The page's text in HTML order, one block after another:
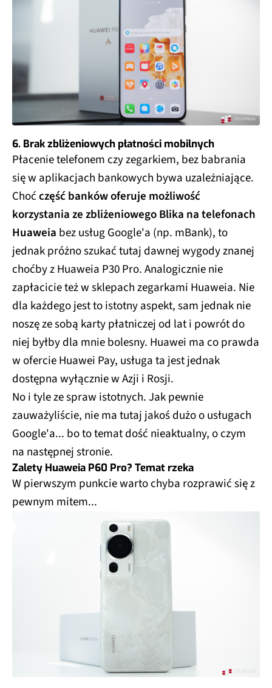
6. Brak zbliżeniowych płatności mobilnych
Płacenie telefonem czy zegarkiem, bez babrania
się w aplikacjach bankowych bywa uzależniające.
Choćczęść banków oferuje możliwość
korzystania ze zbliżeniowego Blika na telefonach
Huaweia bez usług Google'a (np. mBank), to
jednak próżno szukać tutaj dawnej wygody znanej
choćby z Huaweia P30 Pro. Analogicznie nie
zapłacicie też w sklepach zegarkami Huaweia. Nie
dla każdego jest to istotny aspekt, sam jednak nie
noszę ze sobą karty płatniczej od lat i powrót do
niej byłby dla mnie bolesny. Huawei ma co prawda
w ofercie Huawei Pay, usługa ta jest jednak
dostępna wyłącznie w Azji i Rosji.
No i tyle ze spraw istotnych. Jak pewnie
zauważyliście, nie ma tutaj jakoś dużo o usługach
Google'a... bo to temat dość nieaktualny, o czym
na następnej stronie.
Zalety Huaweia P60 Pro? Temat rzeka
W pierwszym punkcie warto chyba rozprawić się z
pewnym mitem...